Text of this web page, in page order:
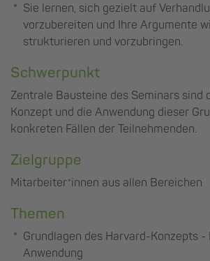
Sie lernen, sich gezielt auf
vorzubereiten und Ihre Argumente
strukturieren und vorzubringen.
Schwerpunkt
Zentrale Bausteine des Seminars sind
Konzept und die Anwendung dieser
konkreten Fällen der Teilnehmenden.
Zielgruppe
Mitarbeiter*innen aus allen Bereichen
Themen
Grundlagen des Harvard-Konzepts -
Anwendung